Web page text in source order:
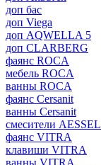
доп бас
доп Viega
доп AQWELLA 5
доп CLARBERG
фаянс ROCA
мебель ROCA
ванны ROCA
фаянс Cersanit
ванны Cersanit
смесители AESSEL
фаянс VITRA
клавиши VITRA
ванны VITRA